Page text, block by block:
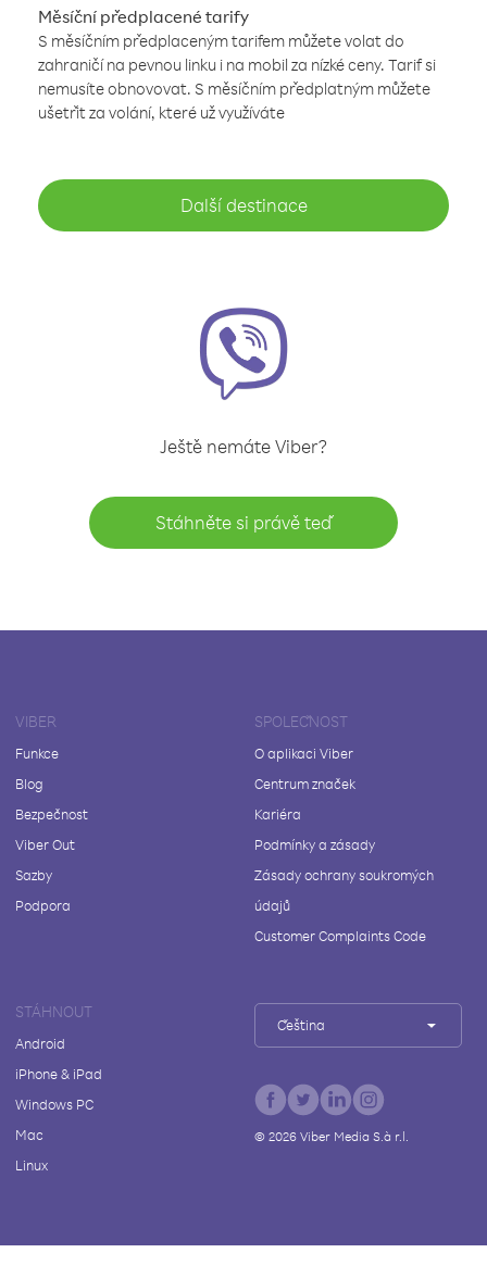
Měsíční předplacené tarify
S měsíčním předplaceným tarifem můžete volat do
zahraničí na pevnou linku i na mobil za nízké ceny. Tarif si
nemusíte obnovovat. S měsíčním předplatným můžete
ušetřit za volání, které už využíváte
Další destinace
Ještě nemáte Viber?
Stáhněte si právě teď
VIBER
Funkce
Blog
Bezpečnost
Viber Out
Sazby
Podpora
SPOLEČNOST
O aplikaci Viber
Centrum značek
Kariéra
Podmínky a zásady
Zásady ochrany soukromých
údajů
Customer Complaints Code
STÁHNOUT
Android
iPhone & iPad
Windows PC
Mac
Linux
Čeština
© 2026Viber Media S.à r.l.